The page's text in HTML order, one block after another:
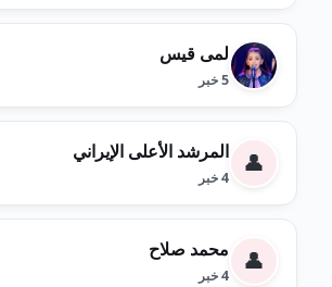
لمى قيس
5 خبر
👤 المرشد الأعلى الإيراني
4 خبر
👤 محمد صلاح
4 خبر